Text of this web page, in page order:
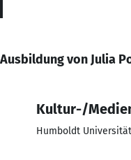
Ausbildung von Julia
Kultur-/
Humboldt